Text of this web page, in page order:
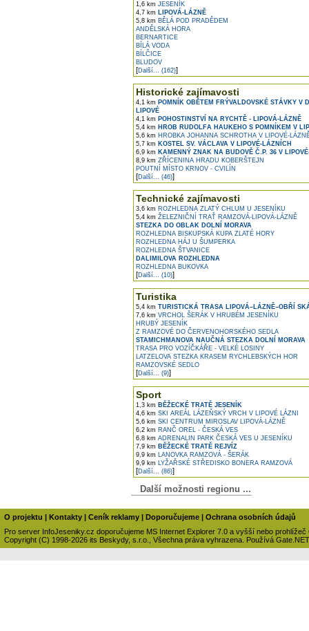
1,6 km JESENÍK
4,7 km LIPOVÁ-LÁZNĚ
5,8 km BĚLÁ POD PRADĚDEM
ANDĚLSKÁ HORA
BERNARTICE
BÍLÁ VODA
BÍLČICE
BLUDOV
[Další... (162)]
Historické zajímavosti
4,1 km POMNÍK OBĚTEM FRÝVALDOVSKÉ STÁVKY V
LIPOVÉ
4,1 km POHOSTINSTVÍ NA RYCHTĚ - LIPOVÁ-LÁZNĚ
5,4 km HROB RUDOLFA HAUKEHO S POMNÍKEM V
5,6 km HROBKA JOHANNA SCHROTHA V LIPOVÉ-
5,7 km KOSTEL SV. VÁCLAVA V LIPOVÉ-LÁZNÍCH
6,9 km KAMENNÝ ZNAK NA BUDOVĚ Č.P. 36 V
8,9 km ZŘÍCENINA HRADU KOBERŠTEJN
POUTNÍ MÍSTO KRNOV - CVILÍN
[Další... (46)]
Technické zajímavosti
3,6 km ROZHLEDNA ZLATÝ CHLUM U JESENÍKU
5,4 km ŽELEZNIČNÍ TRAŤ RAMZOVÁ-LIPOVÁ-LÁZNĚ
STEZKA DO OBLAK DOLNÍ MORAVA
ROZHLEDNA BISKUPSKÁ KUPA ZLATÉ HORY
ROZHLEDNA HÁJ U ŠUMPERKA
ROZHLEDNA ŠTVANICE
DALIMILOVA ROZHLEDNA
ROZHLEDNA BUKOVKA
[Další... (10)]
Turistika
5,4 km TURISTICKÁ TRASA LIPOVÁ–LÁZNĚ–OBŘÍ
7,6 km VRCHOL ŠERÁK V HRUBÉM JESENÍKU
HRUBÝ JESENÍK
Z RAMZOVÉ DO ČERVENOHORSKÉHO SEDLA
STAMICHMANOVA NAUČNÁ STEZKA DOLNÍ MORAVA
TRASA PRO VOZÍČKÁŘE - VELKÉ LOSINY
LATZELOVA STEZKA KRASEM RYCHLEBSKÝCH HOR
RAMZOVSKÉ SEDLO
[Další... (9)]
Sport
1,3 km BĚŽECKÉ TRATĚ JESENÍK
4,6 km SKI AREÁL LÁZEŇSKÝ VRCH V LIPOVÉ LÁZNI
5,6 km SKI CENTRUM MIROSLAV LIPOVÁ-LÁZNĚ
6,2 km RANČ OREL - ČESKÁ VES
6,8 km ADRENALIN PARK ČESKÁ VES U JESENÍKU
7,9 km BĚŽECKÉ TRATĚ REJVÍZ
9,9 km LANOVKA RAMZOVÁ - ŠERÁK
9,9 km LYŽAŘSKÉ STŘEDISKO BONERA RAMZOVÁ
[Další... (86)]
Další možnosti regionu ...
O projektu | Kontakty | Ceník reklamy | Doporučujeme | Ochrana osobních údajů
Pro server InfoJeseniky.cz doporučujeme MS Internet Explorer 7.0 a vyšší nebo prohlížeč
Copyright (C) 1998-2026 its Beskydy, s.r.o., Všechna práva vyhrazena. Používá